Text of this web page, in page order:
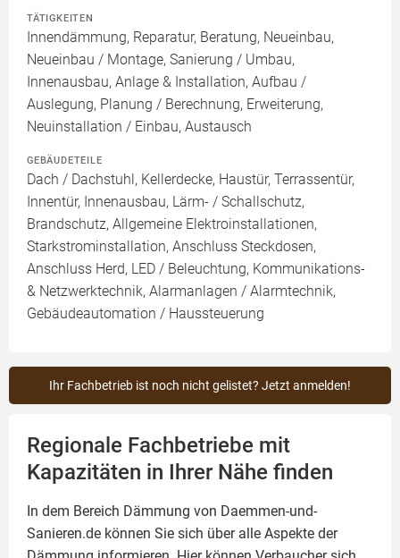
TÄTIGKEITEN
Innendämmung, Reparatur, Beratung, Neueinbau,
Neueinbau / Montage, Sanierung / Umbau,
Innenausbau, Anlage & Installation, Aufbau /
Auslegung, Planung / Berechnung, Erweiterung,
Neuinstallation / Einbau, Austausch
GEBÄUDETEILE
Dach / Dachstuhl, Kellerdecke, Haustür, Terrassentür,
Innentür, Innenausbau, Lärm- / Schallschutz,
Brandschutz, Allgemeine Elektroinstallationen,
Starkstrominstallation, Anschluss Steckdosen,
Anschluss Herd, LED / Beleuchtung, Kommunikations-
& Netzwerktechnik, Alarmanlagen / Alarmtechnik,
Gebäudeautomation / Haussteuerung
Ihr Fachbetrieb ist noch nicht gelistet? Jetzt anmelden!
Regionale Fachbetriebe mit
Kapazitäten in Ihrer Nähe finden
In dem Bereich Dämmung von Daemmen-und-
Sanieren.de können Sie sich über alle Aspekte der